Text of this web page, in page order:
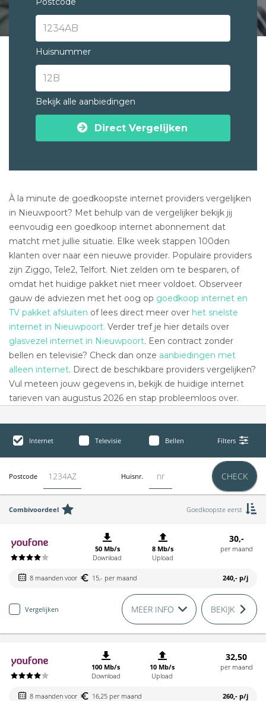
Huisnummer
Bekijk alle aanbiedingen
Direct Vergelijken
À la minute de goedkoopste internet providers vergelijken
in Nieuwpoort? Met behulp van de vergelijker bekijk jij
eenvoudig een goedkoop internet abonnement dat
matcht met jullie situatie. Elke week stappen 100den
klanten over naar een nieuwe provider. Populaire providers
zijn Ziggo, Tele2, Telfort. Niet zelden om te besparen, of
omdat het huidige pakket niet meer voldoet. Observeer
gauw de adviezen met het oog op goedkoop internet en
TV pakket afsluiten of lees direct meer over het snelste
internet in Nieuwpoort. Verder tref je hier details over
glasvezel internet in Nieuwpoort. Een contract zonder
bellen en televisie? Check dan onze aanbiedingen met
alleen internet. Direct de beschikbare providers vergelijken?
Vul meteen jouw gegevens in, bekijk de huidige internet
tarieven van augustus 2026 en stap probleemloos over.
Internet Televisie Bellen Filters
Postcode Huisnr. CHECK
Combivoordeel Goedkoopste eerst
50 Mb/s
Download
8 Mb/s
Upload
30,-
per maand
8 maanden voor 15,- per maand 240,- p/j
Vergelijken MEER INFO BEKIJK
100 Mb/s
Download
10 Mb/s
Upload
32,50
per maand
8 maanden voor 16,25 per maand 260,- p/j